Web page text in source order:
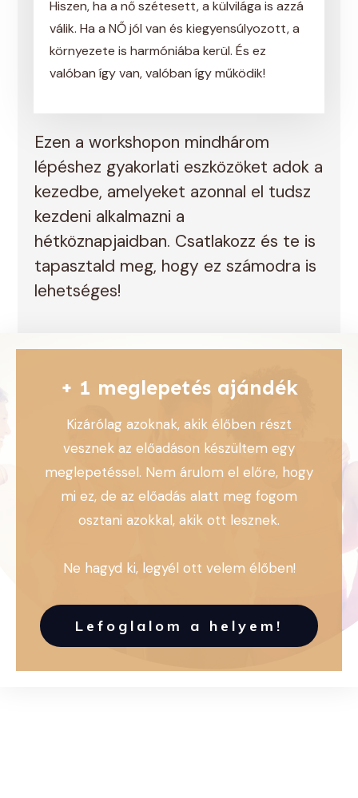
Hiszen, ha a nő szétesett, a külvilága is azzá
válik. Ha a NŐ jól van és kiegyensúlyozott, a
környezete is harmóniába kerül. És ez
valóban így van, valóban így működik!
Ezen a workshopon mindhárom
lépéshez gyakorlati eszközöket adok a
kezedbe, amelyeket azonnal el tudsz
kezdeni alkalmazni a
hétköznapjaidban. Csatlakozz és te is
tapasztald meg, hogy ez számodra is
lehetséges!
+ 1 meglepetés ajándék
Kizárólag azoknak, akik élőben részt
vesznek az előadáson készültem egy
meglepetéssel. Nem árulom el előre, hogy
mi ez, de az előadás alatt meg fogom
osztani azokkal, akik ott lesznek.
Ne hagyd ki, legyél ott velem élőben!
Lefoglalom a helyem!